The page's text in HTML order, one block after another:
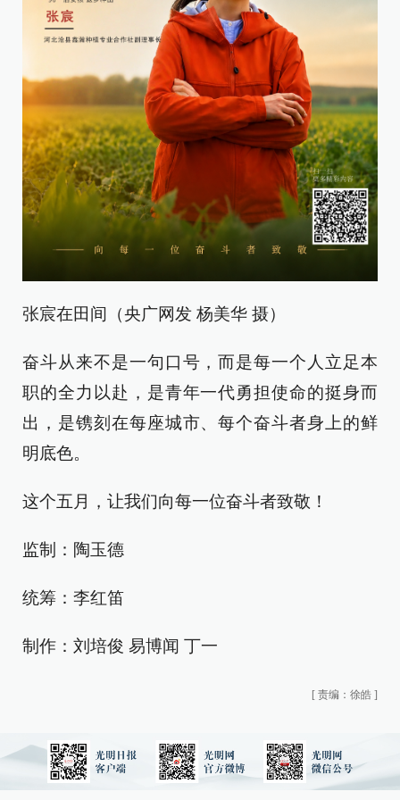
张宸在田间（央广网发 杨美华 摄）
奋斗从来不是一句口号，而是每一个人立足本
职的全力以赴，是青年一代勇担使命的挺身而
出，是镌刻在每座城市、每个奋斗者身上的鲜
明底色。
这个五月，让我们向每一位奋斗者致敬！
监制：陶玉德
统筹：李红笛
制作：刘培俊 易博闻 丁一
[ 责编：徐皓 ]